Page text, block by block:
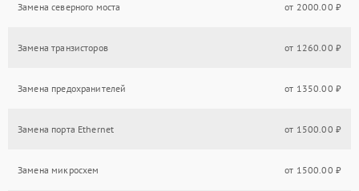
Замена северного моста от 2000.00 ₽
Замена транзисторов от 1260.00 ₽
Замена предохранителей от 1350.00 ₽
Замена порта Ethernet от 1500.00 ₽
Замена микросхем от 1500.00 ₽